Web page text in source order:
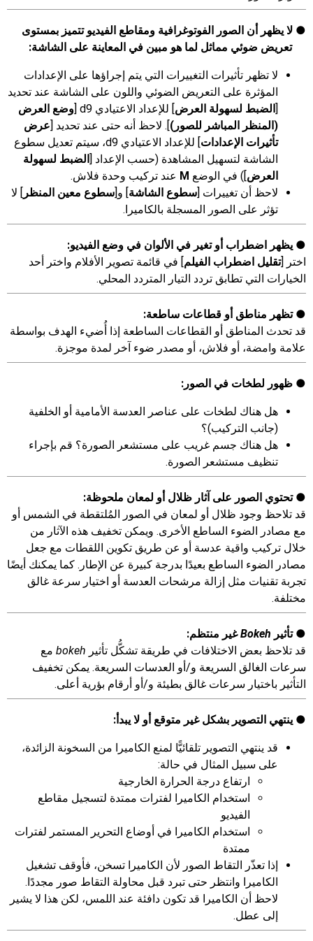
لا يظهر أن الصور الفوتوغرافية ومقاطع الفيديو تتميز بمستوى
تعريض ضوئي مماثل لما هو مبين في المعاينة على الشاشة:
لا تظهر تأثيرات التغييرات التي يتم إجراؤها على الإعدادات
المؤثرة على التعريض الضوئي واللون على الشاشة عند تحديد
[الضبط لسهولة العرض] للإعداد الاعتيادي d9 [
وضع العرض
(المنظر المباشر للصور)]. لاحظ أنه حتى عند تحديد [عرض
تأثيرات الإعدادات
] للإعداد الاعتيادي d9، سيتم تعديل سطوع
الشاشة لتسهيل المشاهدة (حسب الإعداد [الضبط لسهولة
العرض]) في الوضع M عند تركيب وحدة فلاش.
لاحظ أن تغييرات [سطوع الشاشة] و[سطوع معين المنظر ] لا
تؤثر على الصور المسجلة بالكاميرا.
يظهر اضطراب أو تغير في الألوان في وضع الفيديو:
اختر [تقليل اضطراب الفيلم] في قائمة تصوير الأفلام واختر أحد
الخيارات التي تطابق تردد التيار المتردد المحلي.
تظهر مناطق أو قطاعات ساطعة:
قد تحدث المناطق أو القطاعات الساطعة إذا أُضيء الهدف بواسطة
علامة وامضة، أو فلاش، أو مصدر ضوء آخر لمدة موجزة.
ظهور لطخات في الصور:
هل هناك لطخات على عناصر العدسة الأمامية أو الخلفية
(جانب التركيب)؟
هل هناك جسم غريب على مستشعر الصورة؟ قم بإجراء
تنظيف مستشعر الصورة.
تحتوي الصور على آثار ظلال أو لمعان ملحوظة:
قد تلاحظ وجود ظلال أو لمعان في الصور المُلتقطة في الشمس أو
مع مصادر الضوء الساطع الأخرى. ويمكن تخفيف هذه الآثار من
خلال تركيب واقية عدسة أو عن طريق تكوين اللقطات مع جعل
مصادر الضوء الساطع بعيدًا بدرجة كبيرة عن الإطار. كما يمكنك أيضًا
تجربة تقنيات مثل إزالة مرشحات العدسة أو اختيار سرعة غالق
مختلفة.
تأثير Bokehغير منتظم:
قد تلاحظ بعض الاختلافات في طريقة تشكُّل تأثير bokeh مع
سرعات الغالق السريعة و/أو العدسات السريعة. يمكن تخفيف
التأثير باختيار سرعات غالق بطيئة و/أو أرقام بؤرية أعلى.
ينتهي التصوير بشكل غير متوقع أو لا يبدأ:
قد ينتهي التصوير تلقائيًّا لمنع الكاميرا من السخونة الزائدة،
على سبيل المثال في حالة:
ارتفاع درجة الحرارة الخارجية
استخدام الكاميرا لفترات ممتدة لتسجيل مقاطع
الفيديو
استخدام الكاميرا في أوضاع التحرير المستمر لفترات
ممتدة
إذا تعذّر التقاط الصور لأن الكاميرا تسخن، فأوقف تشغيل
الكاميرا وانتظر حتى تبرد قبل محاولة التقاط صور مجددًا.
لاحظ أن الكاميرا قد تكون دافئة عند اللمس، لكن هذا لا يشير
إلى عطل.